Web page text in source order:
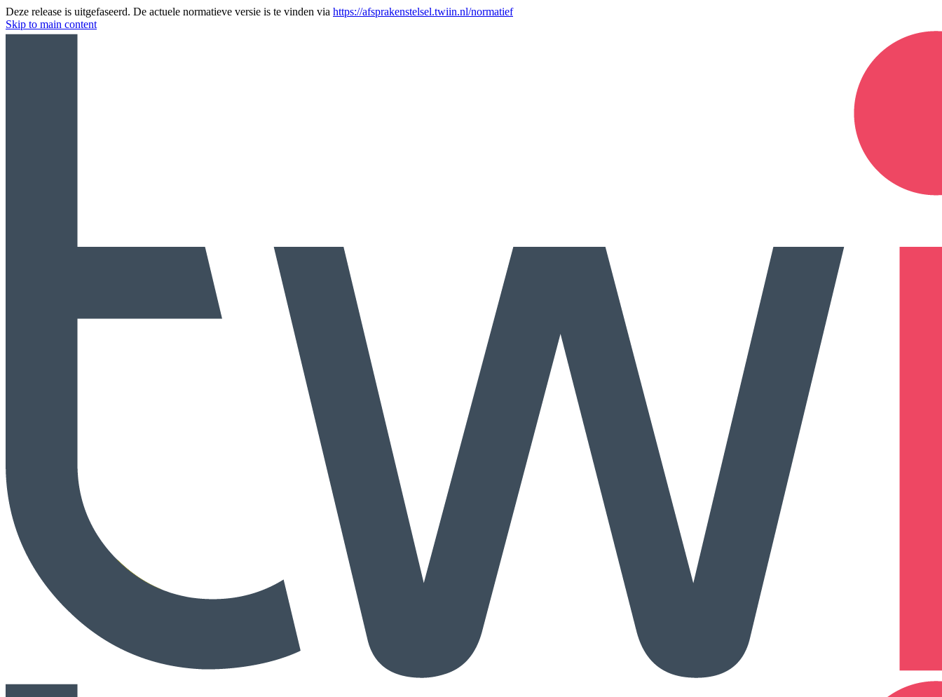
Deze release is uitgefaseerd. De actuele normatieve versie is te vinden via https://afsprakenstelsel.twiin.nl/normatief
Skip to main content